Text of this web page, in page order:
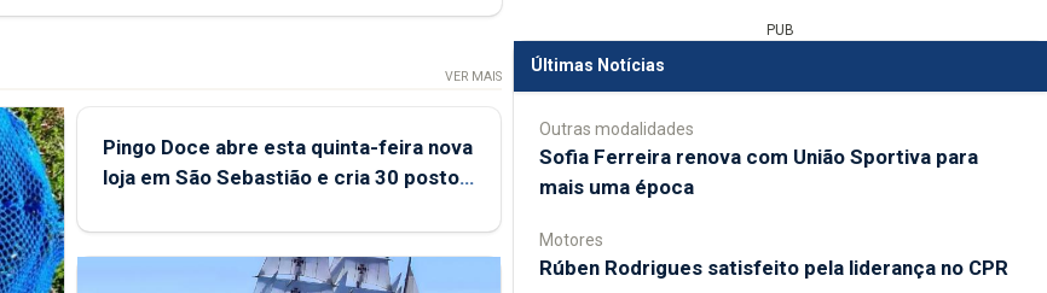
VER MAIS
Pingo Doce abre esta quinta-feira nova
loja em São Sebastião e cria 30 postos
PUB
Últimas Notícias
Outras modalidades
Sofia Ferreira renova com União Sportiva para
mais uma época
Motores
Rúben Rodrigues satisfeito pela liderança no CPR